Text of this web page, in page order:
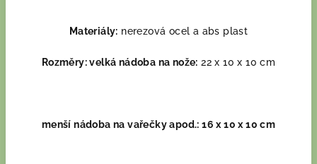
Materiály: nerezová ocel a abs plast
Rozměry: velká nádoba na nože: 22 x 10 x 10 cm
menší nádoba na vařečky apod.: 16 x 10 x 10 cm